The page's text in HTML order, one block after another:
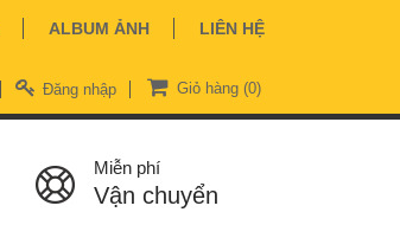
ALBUM ẢNH LIÊN HỆ
Giỏ hàng (0)
Đăng nhập
Miễn phí
Vận chuyển